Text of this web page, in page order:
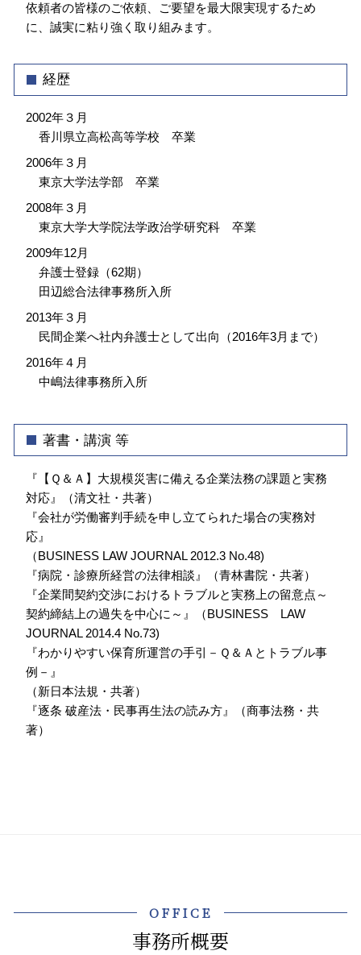
依頼者の皆様のご依頼、ご要望を最大限実現するため
に、誠実に粘り強く取り組みます。
経歴
2002年３月
香川県立高松高等学校 卒業
2006年３月
東京大学法学部 卒業
2008年３月
東京大学大学院法学政治学研究科 卒業
2009年12月
弁護士登録（62期）
田辺総合法律事務所入所
2013年３月
民間企業へ社内弁護士として出向（2016年3月まで）
2016年４月
中嶋法律事務所入所
著書・講演 等
『【Ｑ＆Ａ】大規模災害に備える企業法務の課題と実務
対応』（清文社・共著）
『会社が労働審判手続を申し立てられた場合の実務対
応』
（BUSINESS LAW JOURNAL 2012.3 No.48)
『病院・診療所経営の法律相談』（青林書院・共著）
『企業間契約交渉におけるトラブルと実務上の留意点～
契約締結上の過失を中心に～』（BUSINESS LAW
JOURNAL 2014.4 No.73)
『わかりやすい保育所運営の手引－Ｑ＆Ａとトラブル事
例－』
（新日本法規・共著）
『逐条 破産法・民事再生法の読み方』（商事法務・共
著）
OFFICE
事務所概要